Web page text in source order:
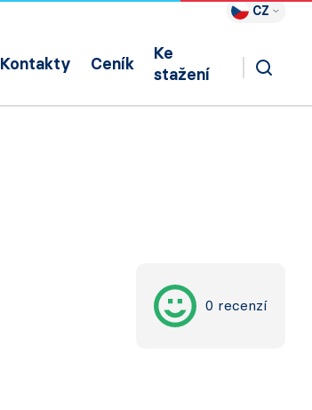
CZ
Kontakty Ceník
Ke
stažení
0 recenzí